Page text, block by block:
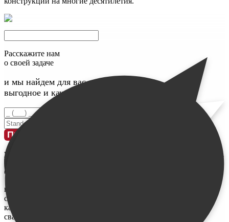
Расскажите нам
о своей задаче
и мы найдем для вас максимально
выгодное и качественное решение
Проконсультироваться
у меня
бюджет
не знаю,
сколько и
каких нужно
свай